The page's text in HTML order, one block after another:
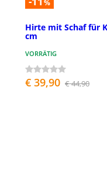
%
Hirte mit Schaf für
cm
VORRÄTIG
€ 39,90 € 44,90